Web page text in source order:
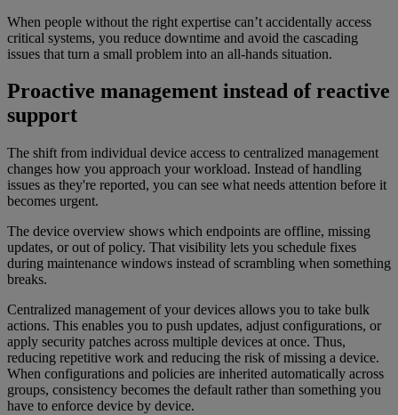
When people without the right expertise can’t accidentally access
critical systems, you reduce downtime and avoid the cascading
issues that turn a small problem into an all-hands situation.
Proactive management instead of reactive
support
The shift from individual device access to centralized management
changes how you approach your workload. Instead of handling
issues as they're reported, you can see what needs attention before it
becomes urgent.
The device overview shows which endpoints are offline, missing
updates, or out of policy. That visibility lets you schedule fixes
during maintenance windows instead of scrambling when something
breaks.
Centralized management of your devices allows you to take bulk
actions. This enables you to push updates, adjust configurations, or
apply security patches across multiple devices at once. Thus,
reducing repetitive work and reducing the risk of missing a device.
When configurations and policies are inherited automatically across
groups, consistency becomes the default rather than something you
have to enforce device by device.